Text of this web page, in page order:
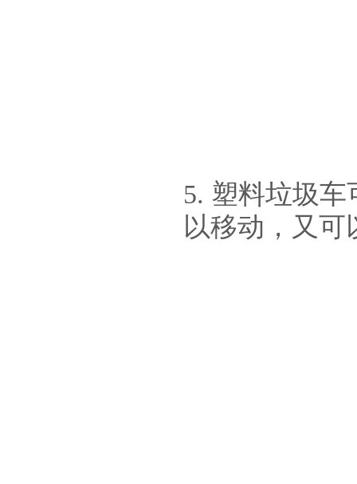
5. 塑料垃圾
以移动，又